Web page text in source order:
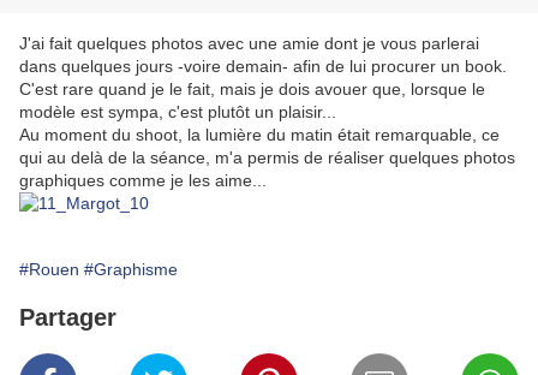
J'ai fait quelques photos avec une amie dont je vous parlerai
dans quelques jours -voire demain- afin de lui procurer un book.
C'est rare quand je le fait, mais je dois avouer que, lorsque le
modèle est sympa, c'est plutôt un plaisir...
Au moment du shoot, la lumière du matin était remarquable, ce
qui au delà de la séance, m'a permis de réaliser quelques photos
graphiques comme je les aime...
#Rouen #Graphisme
Partager